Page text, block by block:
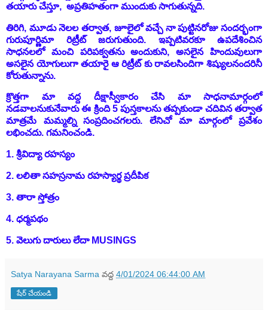
తయారు చేస్తూ, అప్రతిహతంగా ముందుకు సాగుతున్నది.
తిరిగి, మూడు నెలల తర్వాత, జూలైలో వచ్చే నా పుట్టినరోజు సందర్భంగా
గురుపూర్ణిమా రిట్రీట్ జరుగుతుంది. ఇప్పటివరకూ ఉపదేశించిన
సాధనలలో మంచి పరిపక్వతను అందుకుని, అసలైన హిందువులుగా
అసలైన యోగులుగా తయారై ఆ రిట్రీట్ కు రావలసిందిగా శిష్యులనందరినీ
కోరుతున్నాను.
క్రొత్తగా మా వద్ద దీక్షాస్వీకారం చేసి మా సాధనామార్గంలో
నడవాలనుకునేవారు ఈ క్రింది5పుస్తకాలను తప్పకుండా చదివిన తర్వాత
మాత్రమే మమ్మల్ని సంప్రదించగలరు. లేనిచో మా మార్గంలో ప్రవేశం
లభించదు. గమనించండి.
1. శ్రీవిద్యా రహస్యం
2. లలితా సహస్రనామ రహస్యార్థ ప్రదీపిక
3. తారా స్తోత్రం
4. ధర్మపథం
5. వెలుగు దారులు లేదా MUSINGS
Satya Narayana Sarma వద్ద 4/01/2024 06:44:00 AM
షేర్ చేయండి